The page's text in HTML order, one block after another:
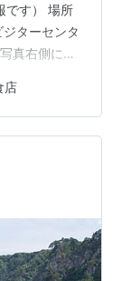
です） 場所
ターセンタ
真右側に写
側に少し写
民宿も経営
現在メニュ
48年の創業
￥1500。 よ
店